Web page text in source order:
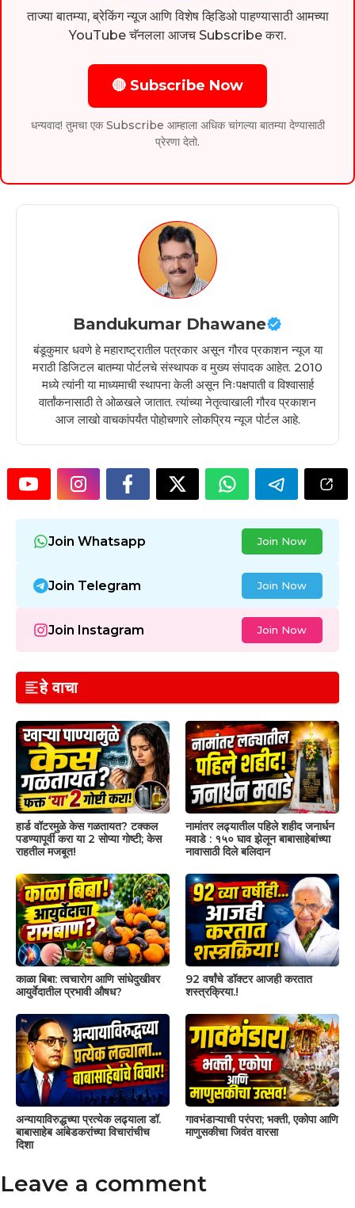
ताज्या बातम्या, ब्रेकिंग न्यूज आणि विशेष व्हिडिओ पाहण्यासाठी आमच्या
YouTube चॅनलला आजच Subscribe करा.
🔴 Subscribe Now
धन्यवाद! तुमचा एक Subscribe आम्हाला अधिक चांगल्या बातम्या देण्यासाठी
प्रेरणा देतो.
Bandukumar Dhawane
बंडूकुमार धवणे हे महाराष्ट्रातील पत्रकार असून गौरव प्रकाशन न्यूज या
मराठी डिजिटल बातम्या पोर्टलचे संस्थापक व मुख्य संपादक आहेत. 2010
मध्ये त्यांनी या माध्यमाची स्थापना केली असून निःपक्षपाती व विश्वासार्ह
वार्तांकनासाठी ते ओळखले जातात. त्यांच्या नेतृत्वाखाली गौरव प्रकाशन
आज लाखो वाचकांपर्यंत पोहोचणारे लोकप्रिय न्यूज पोर्टल आहे.
Join Whatsapp Join Now
Join Telegram Join Now
Join Instagram Join Now
हे वाचा
हार्ड वॉटरमुळे केस गळतायत? टक्कल
पडण्यापूर्वी करा या 2 सोप्या गोष्टी; केस
राहतील मजबूत!
नामांतर लढ्यातील पहिले शहीद जनार्धन
मवाडे : १५० घाव झेलून बाबासाहेबांच्या
नावासाठी दिले बलिदान
काळा बिबा: त्वचारोग आणि सांधेदुखीवर
आयुर्वेदातील प्रभावी औषध?
92 वर्षांचे डॉक्टर आजही करतात
शस्त्रक्रिया.!
अन्यायाविरुद्धच्या प्रत्येक लढ्याला डॉ.
बाबासाहेब आंबेडकरांच्या विचारांचीच
दिशा
गावभंडाऱ्याची परंपरा; भक्ती, एकोपा आणि
माणुसकीचा जिवंत वारसा
Leave a comment